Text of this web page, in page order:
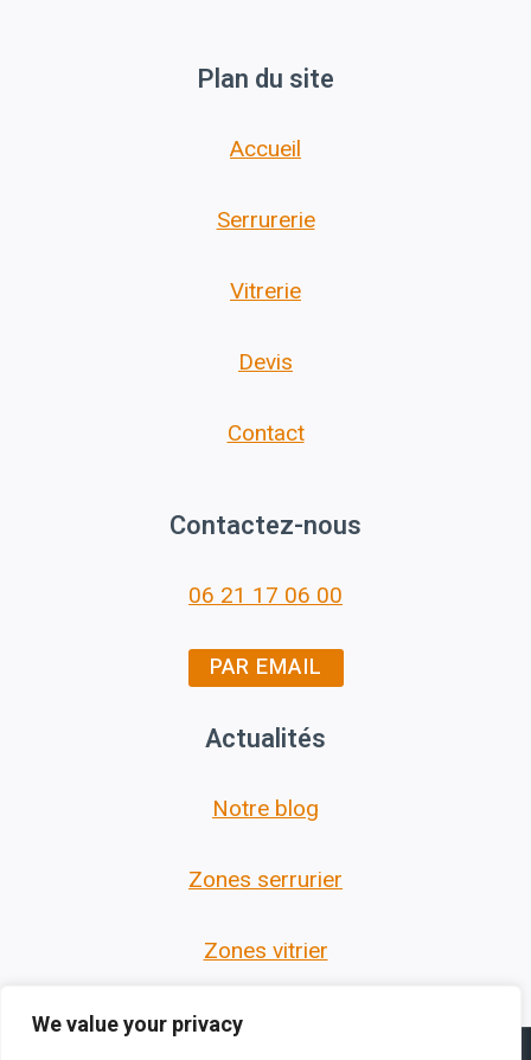
We value your privacy
Plan du site
Accueil
Serrurerie
Vitrerie
Devis
Contact
Contactez-nous
06 21 17 06 00
PAR EMAIL
Actualités
Notre blog
Zones serrurier
Zones vitrier